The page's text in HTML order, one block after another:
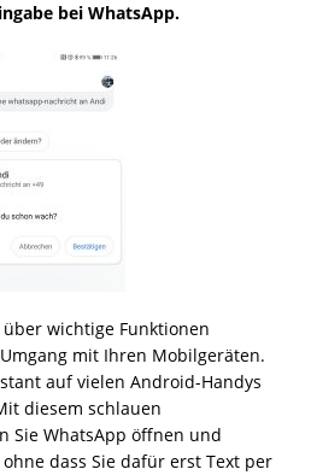
bei WhatsApp.
wichtige Funktionen
mit Ihren Mobilgeräten.
auf vielen Android-Handys
diesem schlauen
Sie WhatsApp öffnen und
dass Sie dafür erst Text per